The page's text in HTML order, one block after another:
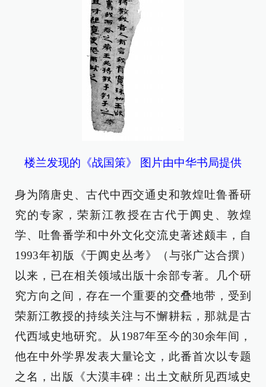
楼兰发现的《战国策》 图片由中华书局提供
身为隋唐史、古代中西交通史和敦煌吐鲁番研
究的专家，荣新江教授在古代于阗史、敦煌
学、吐鲁番学和中外文化交流史著述颇丰，自
1993年初版《于阗史丛考》（与张广达合撰）
以来，已在相关领域出版十余部专著。几个研
究方向之间，存在一个重要的交叠地带，受到
荣新江教授的持续关注与不懈耕耘，那就是古
代西域史地研究。从1987年至今的30余年间，
他在中外学界发表大量论文，此番首次以专题
之名，出版《大漠丰碑：出土文献所见西域史